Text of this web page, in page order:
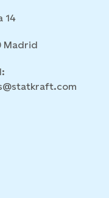
14
Madrid